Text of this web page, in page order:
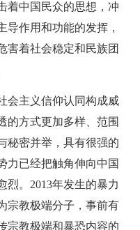
着中国民众的思想，冲
导作用和功能的发挥，
害着社会稳定和民族团
主义信仰认同构成威
的方式更加多样、范围
秘密并举，具有很强的
力已经把触角伸向中国
烈。2013年发生的暴力
宗教极端分子，事前有
宗教极端和暴恐内容的